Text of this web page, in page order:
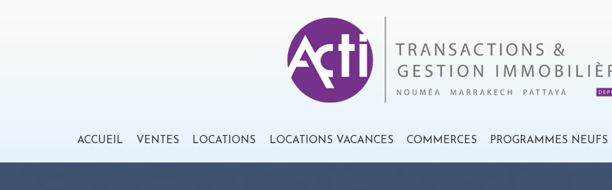
ACCUEIL VENTES LOCATIONS LOCATIONS VACANCES COMMERCES PROGRAMMES NEUFS